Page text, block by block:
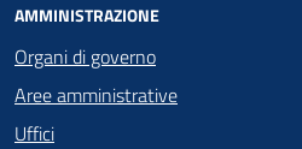
AMMINISTRAZIONE
Organi di governo
Aree amministrative
Uffici